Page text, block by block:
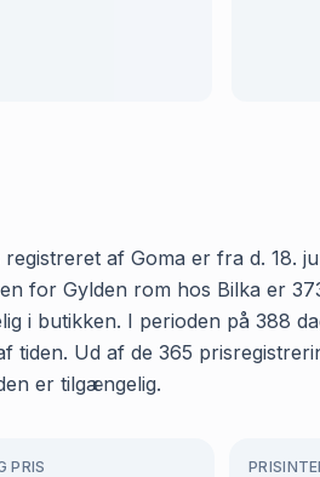
af Goma er fra d. 18.
for Gylden rom hos Bilka er
i butikken. I perioden på 388
tiden. Ud af de 365
er tilgængelig.
PRIS